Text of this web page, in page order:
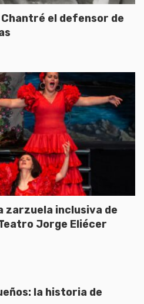
el defensor de
zarzuela inclusiva de
Jorge Eliécer
la historia de